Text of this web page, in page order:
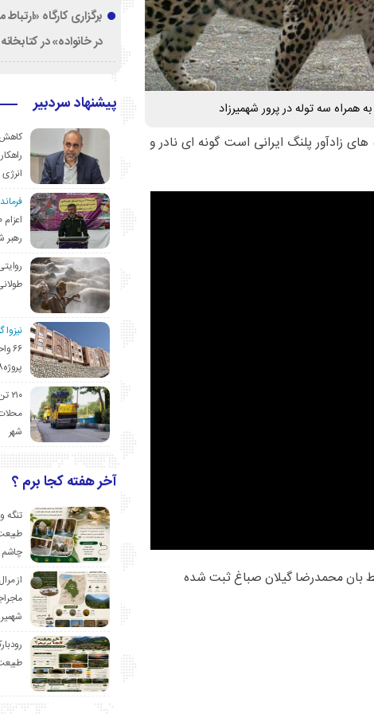
همراه سه توله در پرور شهمیرزاد
زادآور پلنگ ایرانی است گونه ای نادر و
بان محمدرضا گیلان صباغ ثبت شده
برگزاری کارگاه
در خانواده» در
پیشنهاد سردبیر
انرژی
رهبر
۶۶
پروژه۱۳۸ واحدی مهدیشهر
شهر
آخر هفته کجا برم ؟
تنگه
چاشم
از